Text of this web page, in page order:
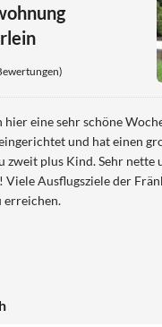
eine sehr schöne
und hat einen
zweit plus Kind. Sehr nette
Ausflugsziele der
erreichen.